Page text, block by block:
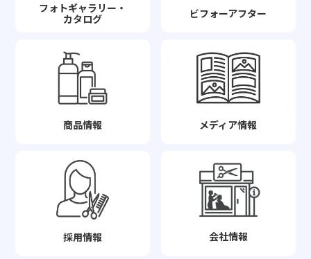
フォトギャラリー・
カタログ
ビフォーアフター
商品情報 メディア情報
採用情報 会社情報